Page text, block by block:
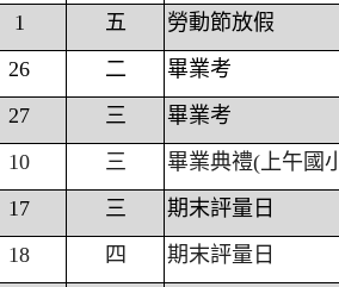
1 五
勞動節放假
26 二
畢業考
27 三
畢業考
10 三
畢業典禮(上午國
17 三
期末評量日
18 四
期末評量日